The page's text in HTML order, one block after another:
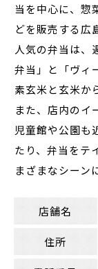
当を中心に、惣
どを販売する広
人気の弁当は、
弁当」と「ヴィ
素玄米と玄米か
また、店内のイ
児童館や公園も
たり、弁当をテ
まざまなシーン
店舗名
住所